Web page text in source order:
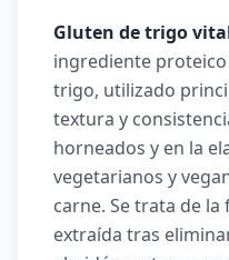
Gluten de trigo
ingrediente
trigo, utilizado
textura y
horneados y en la
vegetarianos y
carne. Se trata de
extraída tras